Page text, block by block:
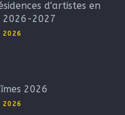
d'artistes en
2026-2027
2026
2026
2026